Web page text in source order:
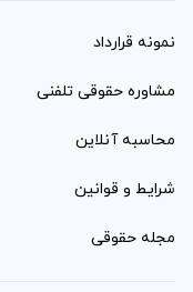
نمونه قرارداد‌
مشاوره حقوقی تلفنی
محاسبه آنلاین
شرایط و قوانین
مجله حقوقی